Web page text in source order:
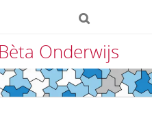
Onderwijs